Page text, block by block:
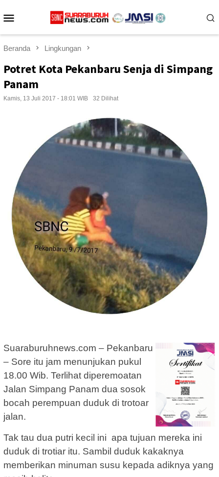
ke
Beranda Lingkungan
Potret Kota Pekanbaru Senja di Simpang
Panam
Kamis, 13 Juli 2017 - 18:01 WIB 32 Dilihat
Suaraburuhnews.com – Pekanbaru
– Sore itu jam menunjukan pukul
18.00 Wib. Terlihat diperemoatan
Jalan Simpang Panam dua sosok
bocah perempuan duduk di trotoar
jalan.
Tak tau dua putri kecil ini apa tujuan mereka ini
duduk di trotiar itu. Sambil duduk kakaknya
memberikan minuman susu kepada adiknya yang